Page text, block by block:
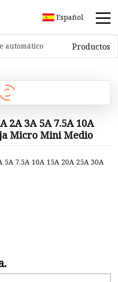
Español
automático Productos
2A 3A 5A 7.5A 10A
Micro Mini Medio
7.5A 10A 15A 20A 25A 30A